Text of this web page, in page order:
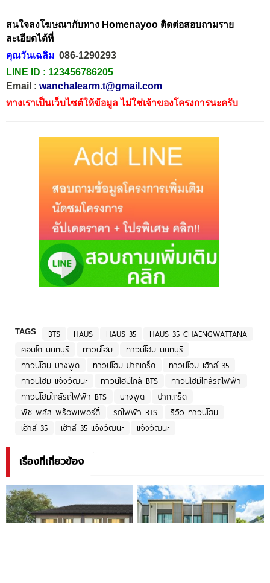
สนใจลงโฆษณากับทาง Homenayoo ติดต่อสอบถามราย
ละเอียดได้ที่
คุณวันเฉลิม 086-1290293
LINE ID : 123456786205
Email : wanchalearm.t@gmail.com
ทางเราเป็นเว็บไซต์ให้ข้อมูล ไม่ใช่เจ้าของโครงการนะครับ
TAGS BTS HAUS HAUS 35
HAUS 35 CHAENGWATTANA
คอนโด นนทบุรี
ทาวน์โฮม
ทาวน์โฮม นนทบุรี
ทาวน์โฮม บางพูด
ทาวน์โฮม ปากเกร็ด
ทาวน์โฮม เฮ้าส์ 35
ทาวน์โฮม แจ้งวัฒนะ
ทาวน์โฮมใกล้ BTS
ทาวน์โฮมใกล้รถไฟฟ้า
ทาวน์โฮมใกล้รถไฟฟ้า BTS
บางพูด
ปากเกร็ด
พีซ พลัส พร๊อพเพอร์ตี้
รถไฟฟ้า BTS
รีวิว ทาวน์โฮม
เฮ้าส์ 35
เฮ้าส์ 35 แจ้งวัฒนะ แจ้งวัฒนะ
เรื่องที่เกี่ยวข้อง